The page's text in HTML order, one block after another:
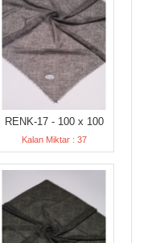
RENK-17 - 100 x 100
Kalan Miktar : 37